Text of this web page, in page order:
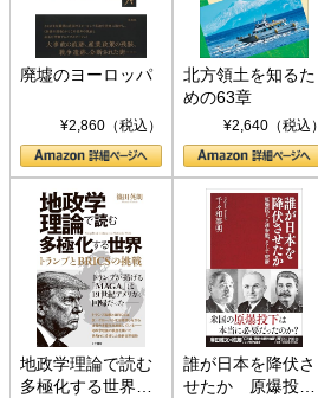
廃墟のヨーロッパ
¥2,860（税込）
北方領土を知るた
めの63章
¥2,640（税込）
地政学理論で読む
多極化する世界：
誰が日本を降伏さ
せたか 原爆投